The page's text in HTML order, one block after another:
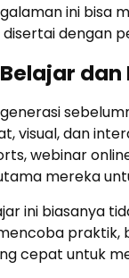
ini bisa
dengan
Belajar
visual, dan
webinar
mereka
ini biasanya
praktik,
cepat untuk